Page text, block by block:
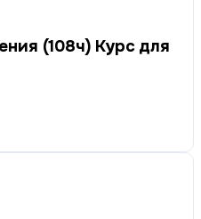
(108ч) Курс для